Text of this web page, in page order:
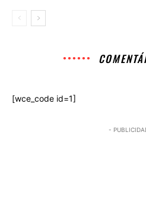
[wce_code id=1]
-